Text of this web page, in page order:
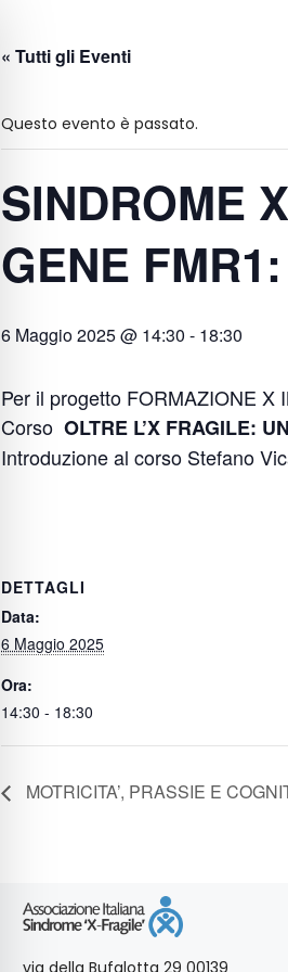
« Tutti gli Eventi
Questo evento è passato.
SINDROME
GENE
6 Maggio 2025 @ 14:30 - 18:30
Per il progetto FORMAZIONE X
Corso OLTRE L’X FRAGILE:
Introduzione al corso Stefano
DETTAGLI
Data:
6 Maggio 2025
Ora:
14:30 - 18:30
MOTRICITA’, PRASSIE E
via della Bufalotta 29 00139